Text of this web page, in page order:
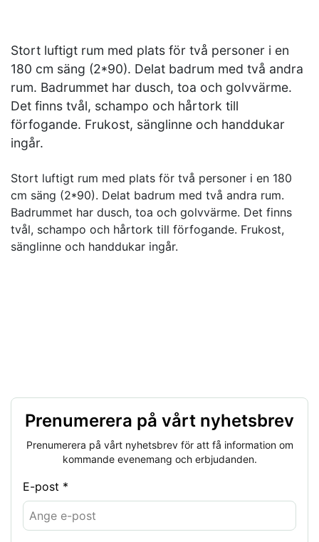
Stort luftigt rum med plats för två personer i en
180 cm säng (2*90). Delat badrum med två andra
rum. Badrummet har dusch, toa och golvvärme.
Det finns tvål, schampo och hårtork till
förfogande. Frukost, sänglinne och handdukar
ingår.
Stort luftigt rum med plats för två personer i en 180
cm säng (2*90). Delat badrum med två andra rum.
Badrummet har dusch, toa och golvvärme. Det finns
tvål, schampo och hårtork till förfogande. Frukost,
sänglinne och handdukar ingår.
Prenumerera på vårt nyhetsbrev
Prenumerera på vårt nyhetsbrev för att få information om
kommande evenemang och erbjudanden.
E-post *